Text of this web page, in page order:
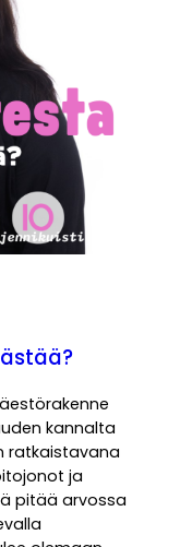
kannalta
ratkaistavana
ja
pitää arvossa